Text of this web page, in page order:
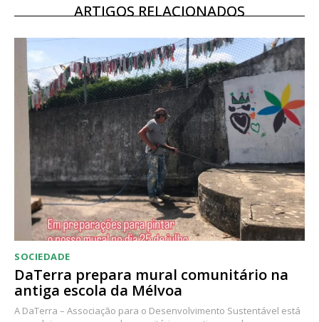
ARTIGOS RELACIONADOS
SOCIEDADE
DaTerra prepara mural comunitário na
antiga escola da Mélvoa
A DaTerra – Associação para o Desenvolvimento Sustentável está